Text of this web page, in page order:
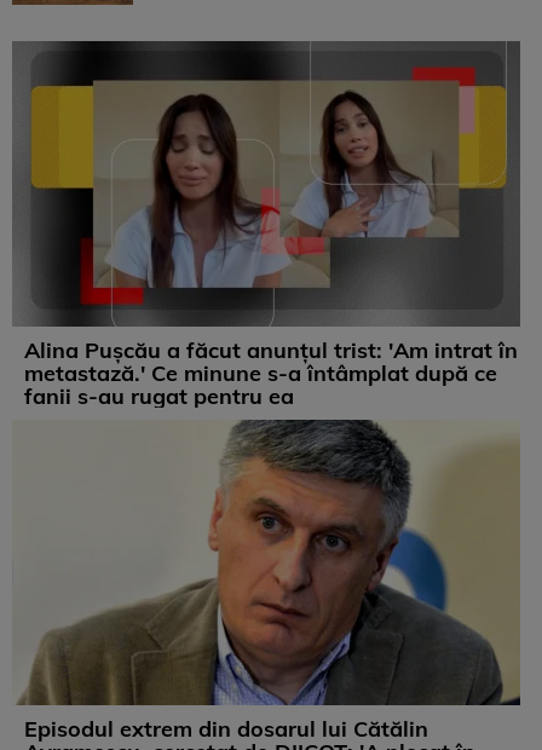
Alina Pușcău a făcut anunțul trist: 'Am intrat în
metastază.' Ce minune s-a întâmplat după ce
fanii s-au rugat pentru ea
Episodul extrem din dosarul lui Cătălin